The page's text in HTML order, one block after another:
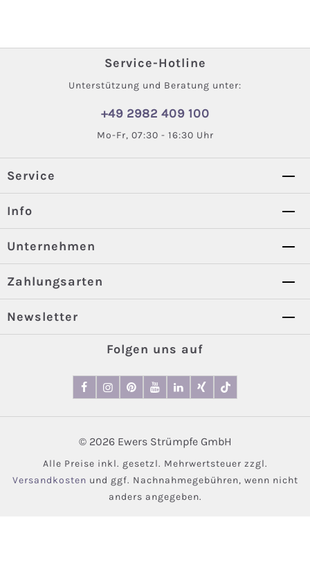
Service-Hotline
Unterstützung und Beratung unter:
+49 2982 409 100
Mo-Fr, 07:30 - 16:30 Uhr
Service
Info
Unternehmen
Zahlungsarten
Newsletter
Folgen uns auf
© 2026 Ewers Strümpfe GmbH
Alle Preise inkl. gesetzl. Mehrwertsteuer zzgl.
Versandkosten und ggf. Nachnahmegebühren, wenn nicht
anders angegeben.